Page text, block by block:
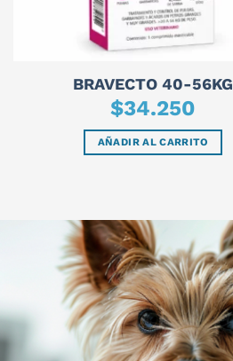
BRAVECTO 40-56KG
$34.250
AÑADIR AL CARRITO